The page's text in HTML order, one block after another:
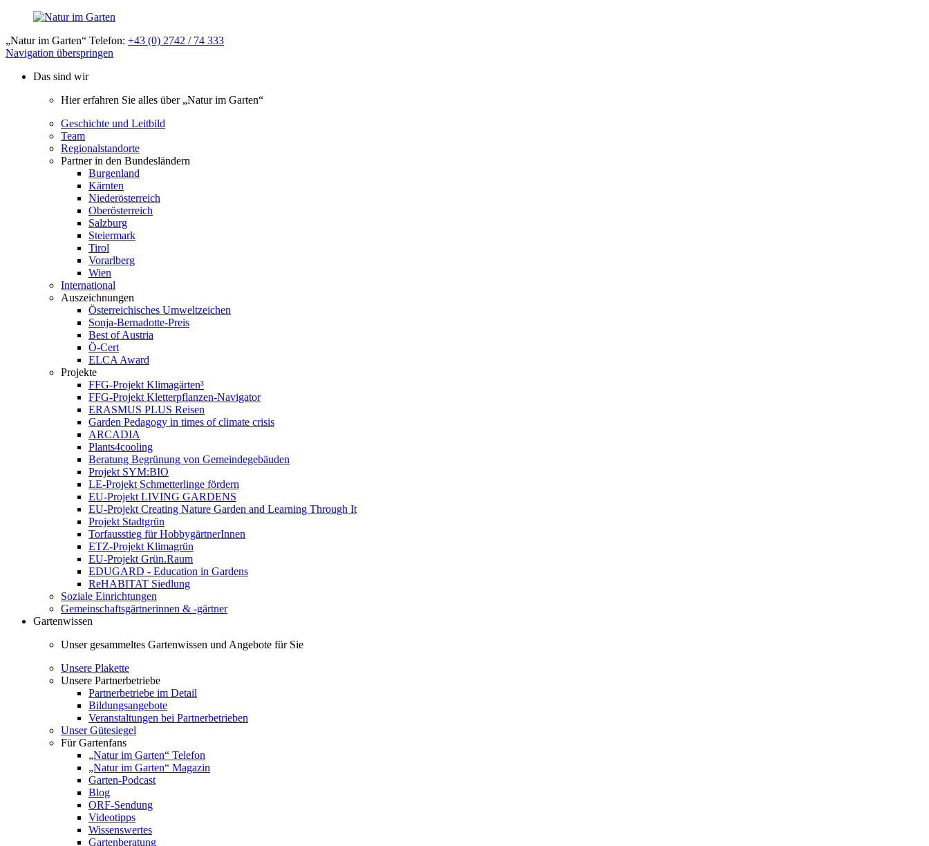
„Natur im Garten“ Telefon: +43 (0) 2742 / 74 333
Navigation überspringen
Das sind wir
Hier erfahren Sie alles über „Natur im Garten“
Geschichte und Leitbild
Team
Regionalstandorte
Partner in den Bundesländern
Burgenland
Kärnten
Niederösterreich
Oberösterreich
Salzburg
Steiermark
Tirol
Vorarlberg
Wien
International
Auszeichnungen
Österreichisches Umweltzeichen
Sonja-Bernadotte-Preis
Best of Austria
Ö-Cert
ELCA Award
Projekte
FFG-Projekt Klimagärten³
FFG-Projekt Kletterpflanzen-Navigator
ERASMUS PLUS Reisen
Garden Pedagogy in times of climate crisis
ARCADIA
Plants4cooling
Beratung Begrünung von Gemeindegebäuden
Projekt SYM:BIO
LE-Projekt Schmetterlinge fördern
EU-Projekt LIVING GARDENS
EU-Projekt Creating Nature Garden and Learning Through It
Projekt Stadtgrün
Torfausstieg für HobbygärtnerInnen
ETZ-Projekt Klimagrün
EU-Projekt Grün.Raum
EDUGARD - Education in Gardens
ReHABITAT Siedlung
Soziale Einrichtungen
Gemeinschaftsgärtnerinnen & -gärtner
Gartenwissen
Unser gesammeltes Gartenwissen und Angebote für Sie
Unsere Plakette
Unsere Partnerbetriebe
Partnerbetriebe im Detail
Bildungsangebote
Veranstaltungen bei Partnerbetrieben
Unser Gütesiegel
Für Gartenfans
„Natur im Garten“ Telefon
„Natur im Garten“ Magazin
Garten-Podcast
Blog
ORF-Sendung
Videotipps
Wissenswertes
Gartenberatung